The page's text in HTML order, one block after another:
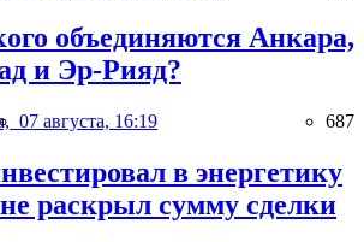
объединяются Анкара,
и Эр-Рияд?
07 августа, 16:19 687
в энергетику
раскрыл сумму сделки